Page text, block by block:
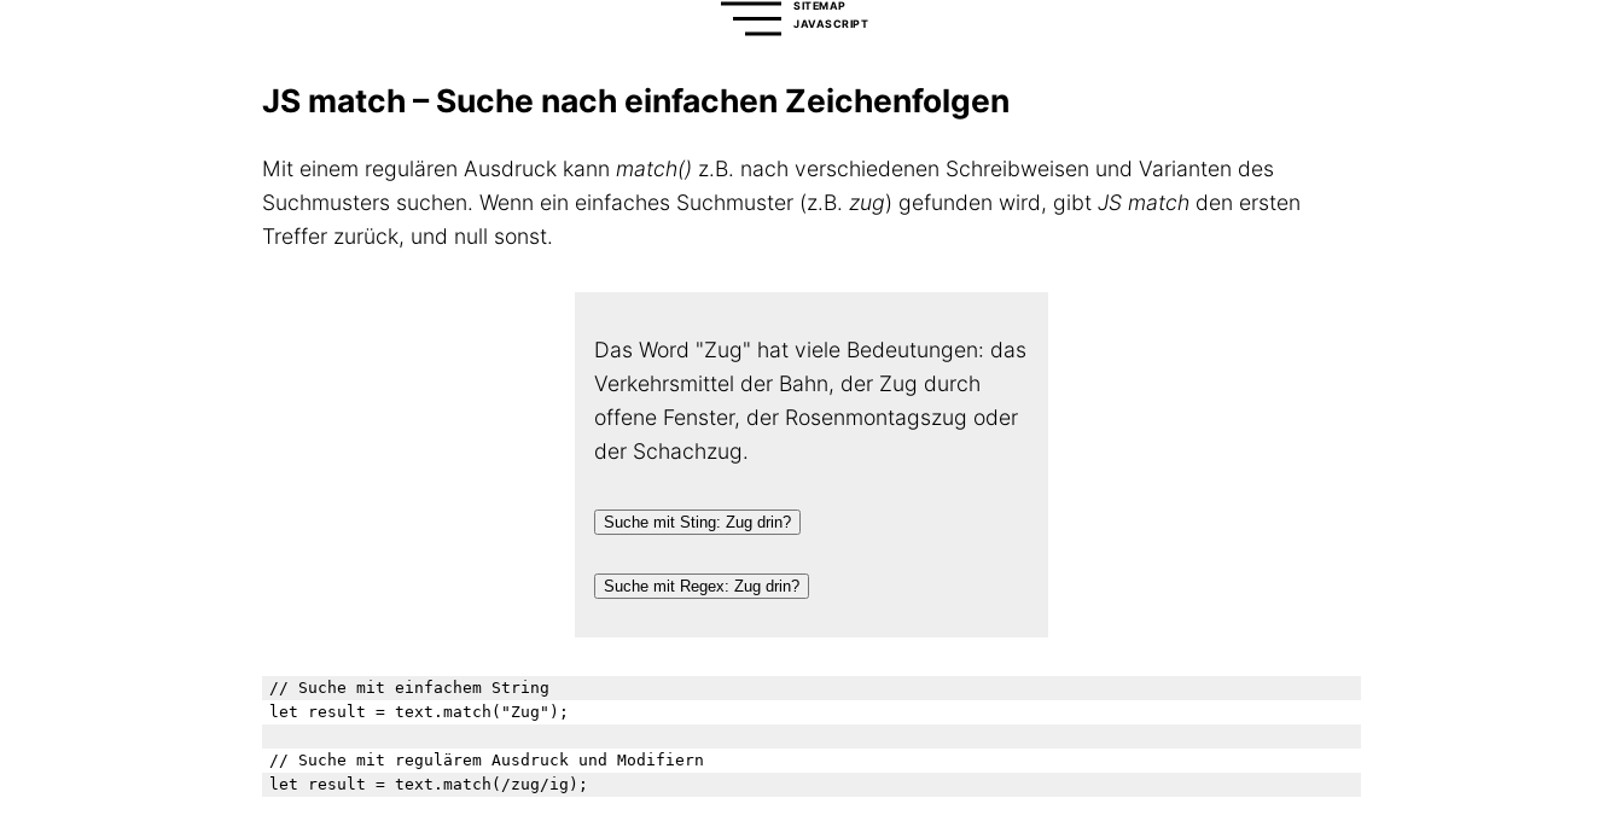
SITEMAP
JAVASCRIPT
JS match – Suche nach einfachen Zeichenfolgen
Mit einem regulären Ausdruck kann match() z.B. nach verschiedenen Schreibweisen und Varianten des
Suchmusters suchen. Wenn ein einfaches Suchmuster (z.B. zug) gefunden wird, gibt JS match den ersten
Treffer zurück, und null sonst.
Das Word "Zug" hat viele Bedeutungen: das
Verkehrsmittel der Bahn, der Zug durch
offene Fenster, der Rosenmontagszug oder
der Schachzug.
Suche mit Sting: Zug drin?
Suche mit Regex: Zug drin?
// Suche mit einfachem String
let result = text.match("Zug");
// Suche mit regulärem Ausdruck und Modifiern